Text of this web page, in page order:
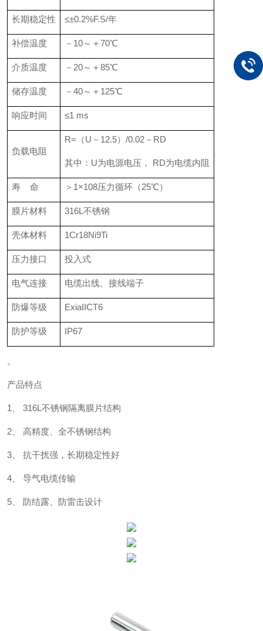
长期稳定性 ≤±0.2%F.S/年
补偿温度 －10～＋70℃
介质温度 －20～＋85℃
储存温度 －40～＋125℃
响应时间 ≤1 ms
负载电阻
R=（U－12.5）/0.02－RD
其中：U为电源电压， RD为电缆内阻
寿 命 ＞1×108压力循环（25℃）
膜片材料 316L不锈钢
壳体材料 1Cr18Ni9Ti
压力接口 投入式
电气连接 电缆出线、接线端子
防爆等级 ExiaIICT6
防护等级 IP67
。
产品特点
1、 316L不锈钢隔离膜片结构
2、 高精度、全不锈钢结构
3、 抗干扰强，长期稳定性好
4、 导气电缆传输
5、 防结露、防雷击设计